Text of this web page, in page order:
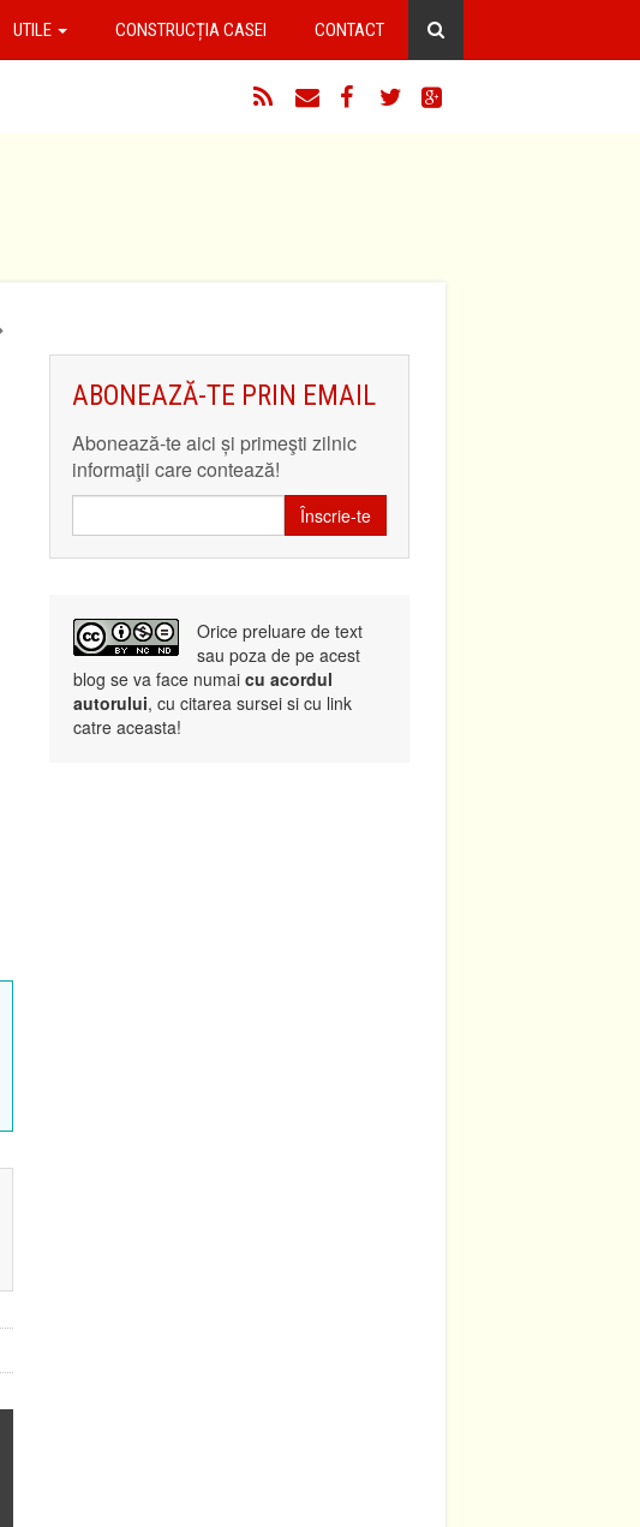
UTILE CONSTRUCȚIA CASEI CONTACT
ABONEAZĂ-TE PRIN EMAIL
Abonează-te aici și primeşti zilnic
informaţii care contează!
Înscrie-te
Orice preluare de text
sau poza de pe acest
blog se va face numai cu acordul
autorului, cu citarea sursei si cu link
catre aceasta!